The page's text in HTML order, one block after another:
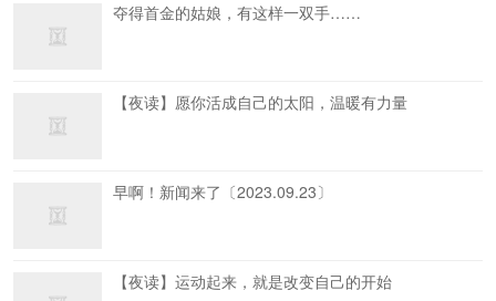
夺得首金的姑娘，有这样一双手……
【夜读】愿你活成自己的太阳，温暖有力量
早啊！新闻来了〔2023.09.23〕
【夜读】运动起来，就是改变自己的开始